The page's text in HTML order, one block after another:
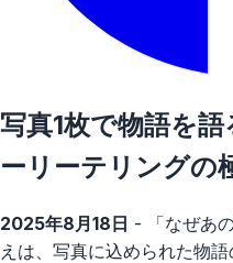
写真1枚で物語を
ーリーテリングの
2025年8月18日 - 「なぜあ
えは、写真に込められた物